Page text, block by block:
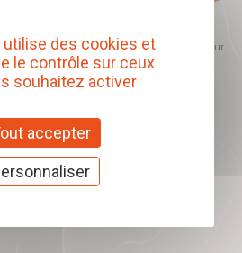
et d'améliorer les contenus
à tout moment et reste sans incidence sur
nos chèques
utilise des cookies et
le contrôle sur ceux
souhaitez activer
accepter